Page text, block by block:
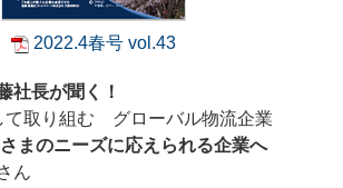
2022.4春号 vol.43
長が聞く！
て取り組む グローバル物流企業
まのニーズに応えられる企業へ
ん